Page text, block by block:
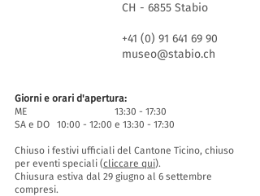
CH - 6855 Stabio
+41 (0) 91 641 69 90
museo@stabio.ch
Giorni e orari d'apertura:
ME 13:30 - 17:30
SA e DO 10:00 - 12:00 e 13:30 - 17:30
Chiuso i festivi ufficiali del Cantone Ticino, chiuso
per eventi speciali (cliccare qui).
Chiusura estiva dal 29 giugno al 6 settembre
compresi.